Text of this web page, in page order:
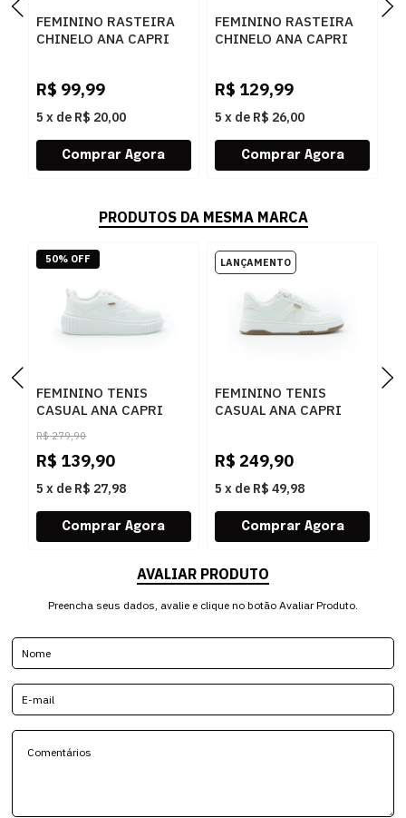
FEMININO RASTEIRA
CHINELO ANA CAPRI
R$ 99,99
5 x de R$ 20,00
FEMININO RASTEIRA
CHINELO ANA CAPRI
R$ 129,99
5 x de R$ 26,00
PRODUTOS DA MESMA MARCA
FEMININO TENIS
CASUAL ANA CAPRI
C3072300010001
BRANCO
R$ 279,90
R$ 139,90
5 x de R$ 27,98
50% OFF
FEMININO TENIS
CASUAL ANA CAPRI
R$ 249,90
5 x de R$ 49,98
AVALIAR PRODUTO
Preencha seus dados, avalie e clique no botão Avaliar Produto.